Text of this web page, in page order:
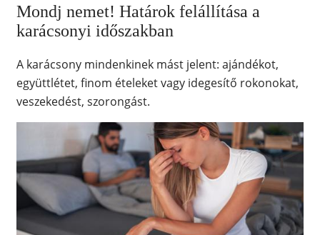
Mondj nemet! Határok felállítása a
karácsonyi időszakban
A karácsony mindenkinek mást jelent: ajándékot,
együttlétet, finom ételeket vagy idegesítő rokonokat,
veszekedést, szorongást.